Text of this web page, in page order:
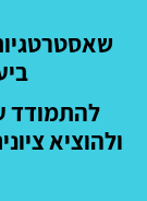
להתמודד
ולהוציא